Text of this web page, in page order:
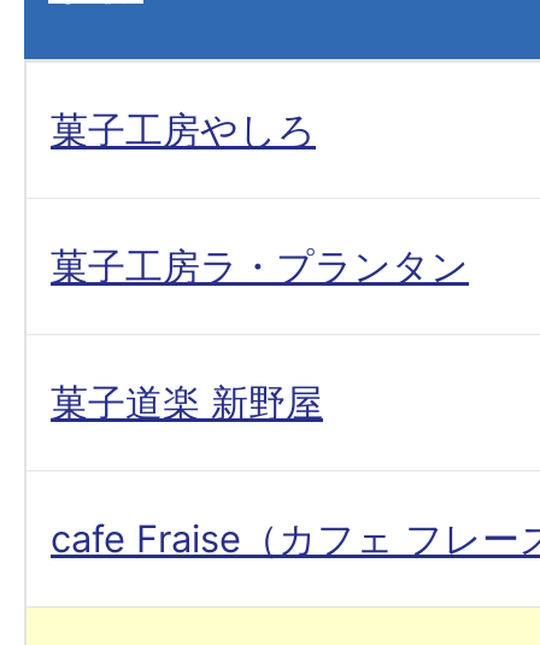
菓子工房やしろ
菓子工房ラ・プランタン
菓子道楽 新野屋
cafe Fraise（カフェ フレー